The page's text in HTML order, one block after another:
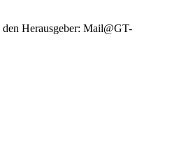
Herausgeber: Mail@GT-